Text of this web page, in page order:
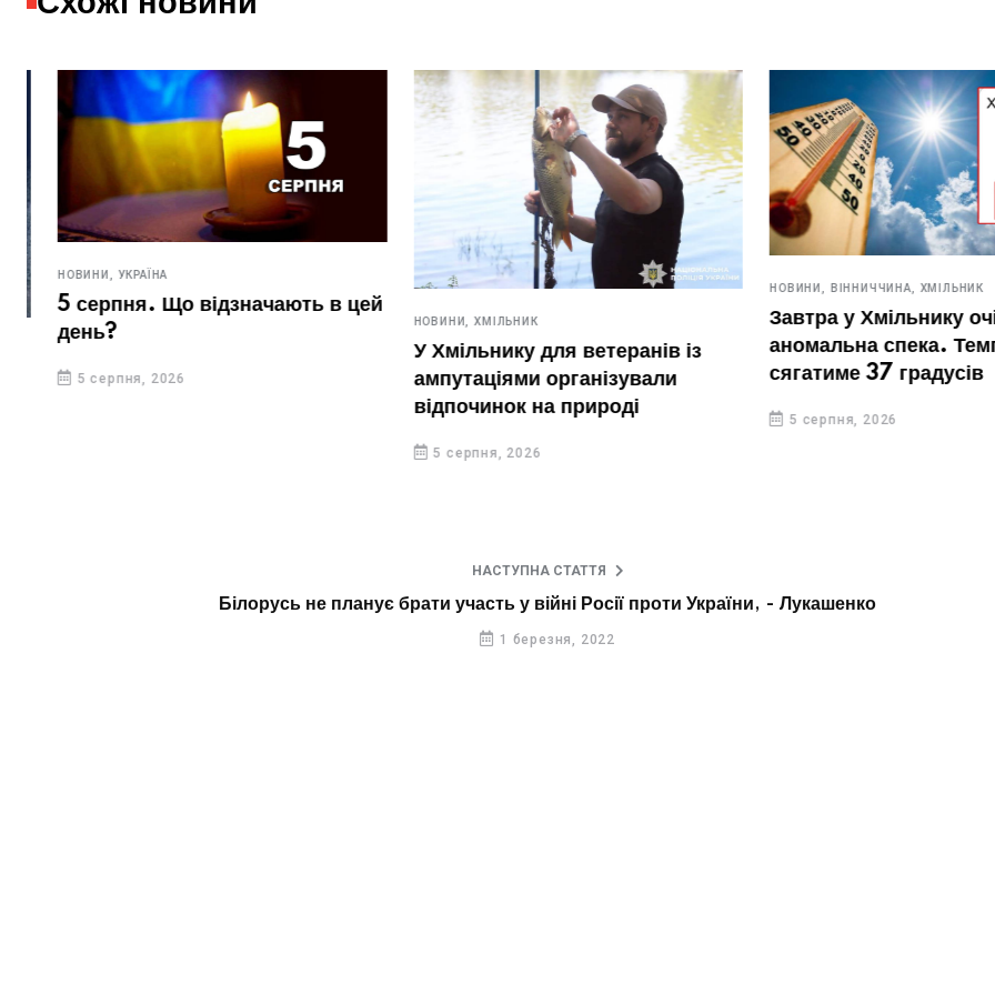
НОВИНИ, УКРАЇНА
5 серпня. Що відзначають в цей
день?
5 серпня, 2026
НОВИНИ, ХМІЛЬНИК
У Хмільнику для ветеранів із
ампутаціями організували
відпочинок на природі
5 серпня, 2026
НОВИНИ, ВІННИЧЧИНА, ХМІЛЬНИК
Завтра у Хмільнику
аномальна спека.
сягатиме 37 градусів
5 серпня, 2026
НАСТУПНА СТАТТЯ
Білорусь не планує брати участь у війні Росії проти України, - Лукашенко
1 березня, 2022